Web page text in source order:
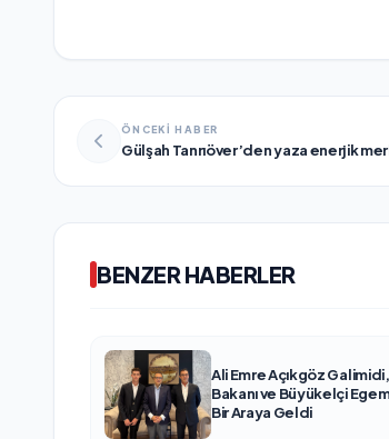
ÖNCEKİ HABER
Gülşah Tanrıöver’den yaza enerjik
BENZER HABERLER
Ali Emre Açıkgöz
Bakanı ve Büyükelçi
Bir Araya Geldi